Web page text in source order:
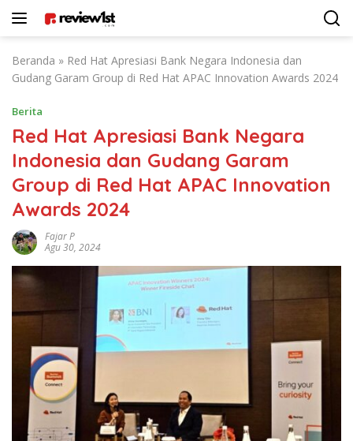
Beranda » Red Hat Apresiasi Bank Negara Indonesia dan
Gudang Garam Group di Red Hat APAC Innovation Awards 2024
Berita
Red Hat Apresiasi Bank Negara
Indonesia dan Gudang Garam
Group di Red Hat APAC Innovation
Awards 2024
Fajar P
Agu 30, 2024